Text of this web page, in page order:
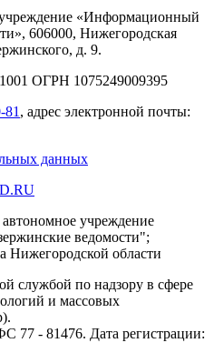
«Информационный
606000, Нижегородская
д. 9.
ОГРН 1075249009395
81 , адрес электронной почты:
данных
учреждение
ведомости";
Нижегородской области
службой по надзору в сфере
и массовых
77 - 81476. Дата регистрации: